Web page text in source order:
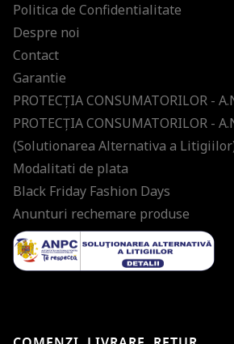
Politica de Confidentialitate
Despre noi
Contact
Garantie
PROTECŢIA CONSUMATORILOR -
PROTECŢIA CONSUMATORILOR -
(Solutionarea Alternativa a
Modalitati de plata
Black Friday Fashion Days
Anunturi rechemare produse